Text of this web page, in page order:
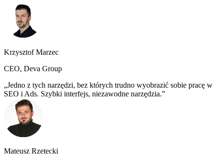
Krzysztof Marzec
CEO, Deva Group
Jedno z tych narzędzi, bez których trudno wyobrazić sobie pracę w
SEO i Ads. Szybki interfejs, niezawodne narzędzia.
Mateusz Rzetecki